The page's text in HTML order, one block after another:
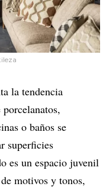
la tendencia
o baños se
superficies
es un espacio juvenil
motivos y tonos,